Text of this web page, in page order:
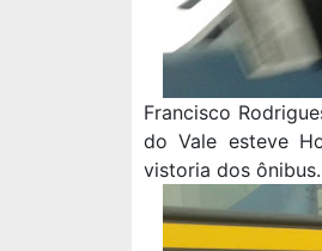
Francisco
do Vale esteve
vistoria dos ônibus.